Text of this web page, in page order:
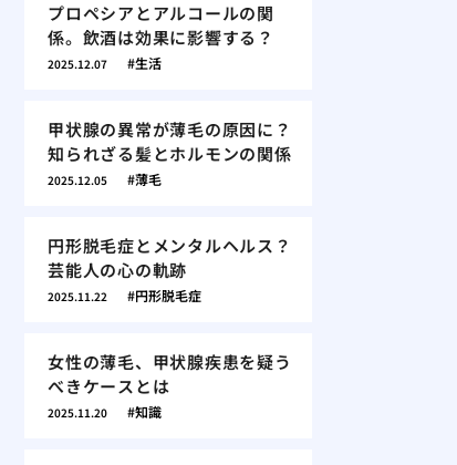
プロペシアとアルコールの関
係。飲酒は効果に影響する？
2025.12.07 生活
甲状腺の異常が薄毛の原因に？
知られざる髪とホルモンの関係
2025.12.05 薄毛
円形脱毛症とメンタルヘルス？
芸能人の心の軌跡
2025.11.22 円形脱毛症
女性の薄毛、甲状腺疾患を疑う
べきケースとは
2025.11.20 知識